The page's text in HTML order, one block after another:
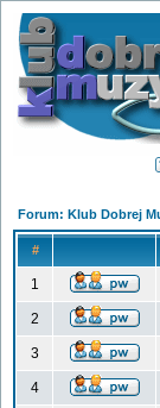
Forum: Klub Dobrej
#
1
2
3
4